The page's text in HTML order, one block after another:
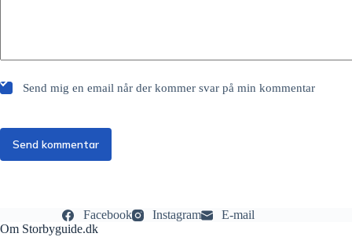
Send mig en email når der kommer svar på min kommentar
Send kommentar
Facebook Instagram
E-mail
Om Storbyguide.dk